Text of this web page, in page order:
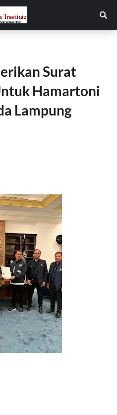
Surat
Hamartoni
Lampung